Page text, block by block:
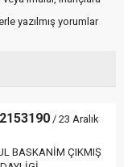
yazılmış yorumlar
/ 23 Aralık
BASKANİM ÇIKMIŞ